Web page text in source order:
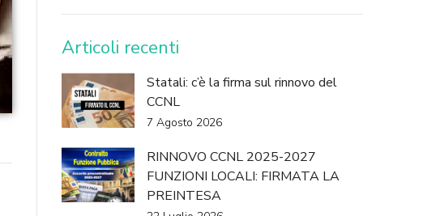
DONA
Articoli recenti
Statali: c’è la firma sul rinnovo del
CCNL
7 Agosto 2026
RINNOVO CCNL 2025-2027
FUNZIONI LOCALI: FIRMATA LA
PREINTESA